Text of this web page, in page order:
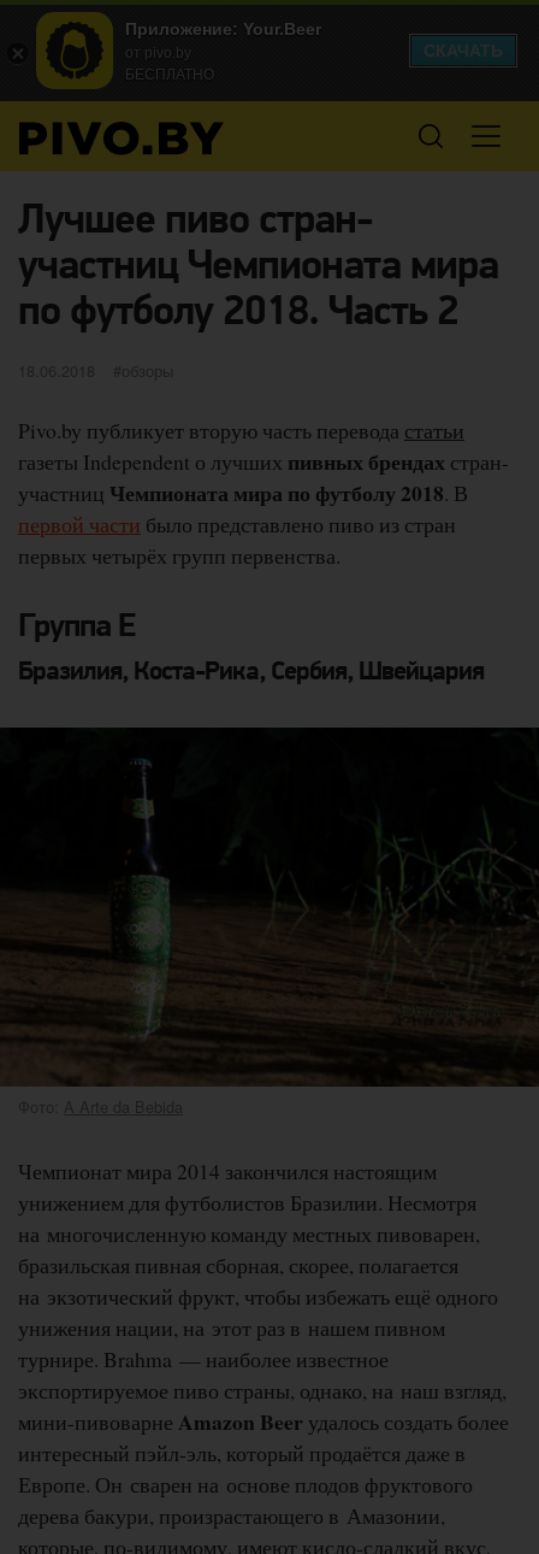
Лучшее пиво стран-
участниц Чемпионата мира
по футболу 2018. Часть 2
Опубликовано
18.06.2018 категории
обзоры
Pivo.by публикует вторую часть перевода статьи
газеты Independent о лучших пивных брендах стран-
участниц Чемпионата мира по футболу 2018. В
первой части было представлено пиво из стран
первых четырёх групп первенства.
Группа E
Бразилия, Коста-Рика, Сербия, Швейцария
Фото: A Arte da Bebida
Чемпионат мира 2014 закончился настоящим
унижением для футболистов Бразилии. Несмотря
на многочисленную команду местных пивоварен,
бразильская пивная сборная, скорее, полагается
на экзотический фрукт, чтобы избежать ещё одного
унижения нации, на этот раз в нашем пивном
турнире. Brahma — наиболее известное
экспортируемое пиво страны, однако, на наш взгляд,
мини-пивоварне Amazon Beer удалось создать более
интересный пэйл-эль, который продаётся даже в
Европе. Он сварен на основе плодов фруктового
дерева бакури, произрастающего в Амазонии,
которые, по-видимому, имеют кисло-сладкий вкус,
Приложение: Your.Beer
от pivo.by
БЕСПЛАТНО
СКАЧАТЬ